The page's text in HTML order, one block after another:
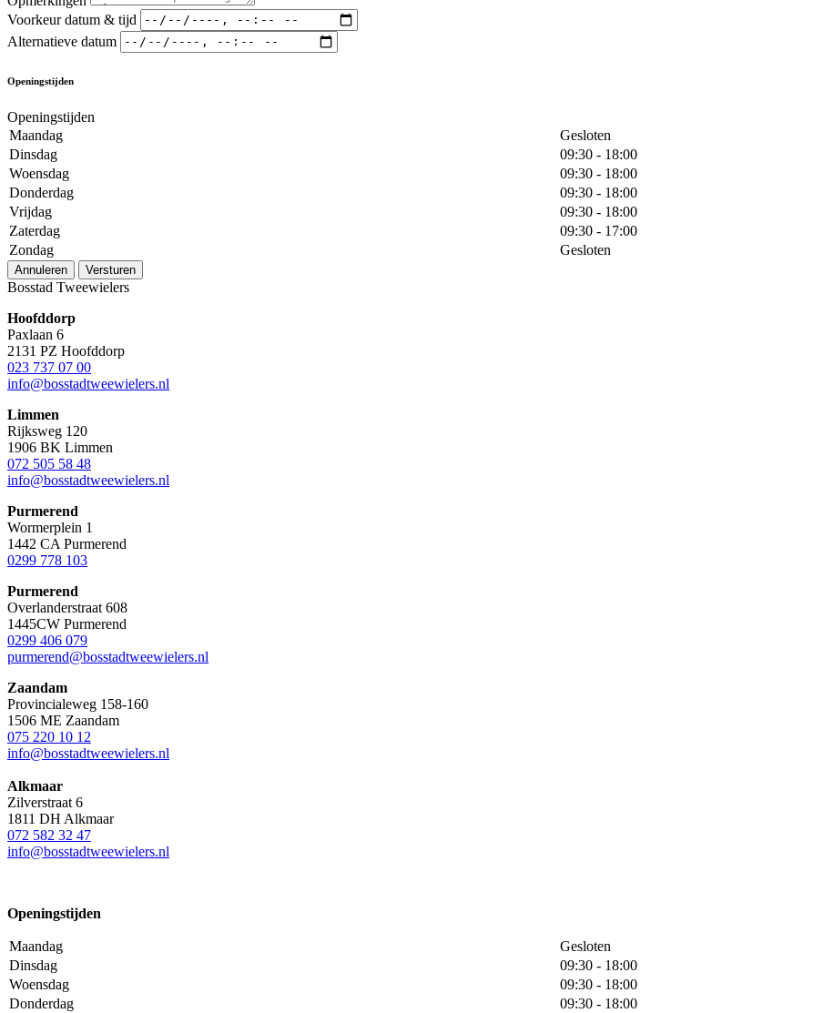
Voorkeur datum & tijd
Alternatieve datum
Openingstijden
Openingstijden
Maandag
Gesloten
Dinsdag
09:30 - 18:00
Woensdag
09:30 - 18:00
Donderdag
09:30 - 18:00
Vrijdag
09:30 - 18:00
Zaterdag
09:30 - 17:00
Zondag
Gesloten
Annuleren Versturen
Bosstad Tweewielers
Hoofddorp
Paxlaan 6
2131 PZ Hoofddorp
023 737 07 00
info@bosstadtweewielers.nl
Limmen
Rijksweg 120
1906 BK Limmen
072 505 58 48
info@bosstadtweewielers.nl
Purmerend
Wormerplein 1
1442 CA Purmerend
0299 778 103
Purmerend
Overlanderstraat 608
1445CW Purmerend
0299 406 079
purmerend@bosstadtweewielers.nl
Zaandam
Provincialeweg 158-160
1506 ME Zaandam
075 220 10 12
info@bosstadtweewielers.nl
Alkmaar
Zilverstraat 6
1811 DH Alkmaar
072 582 32 47
info@bosstadtweewielers.nl
Openingstijden
Maandag
Gesloten
Dinsdag
09:30 - 18:00
Woensdag
09:30 - 18:00
Donderdag
09:30 - 18:00